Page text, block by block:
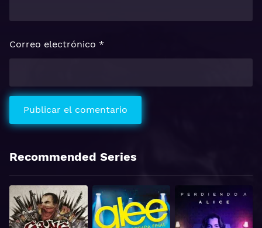
Correo electrónico *
Recommended Series